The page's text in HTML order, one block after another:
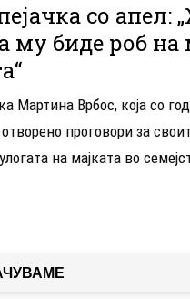
со апел:
му биде роб
Мартина Врбос, која со
проговори за
на мајката во